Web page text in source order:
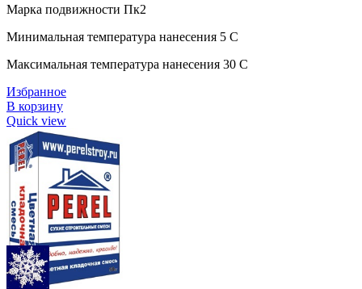
Марка подвижности Пк2
Минимальная температура нанесения 5 C
Максимальная температура нанесения 30 C
Избранное
В корзину
Quick view